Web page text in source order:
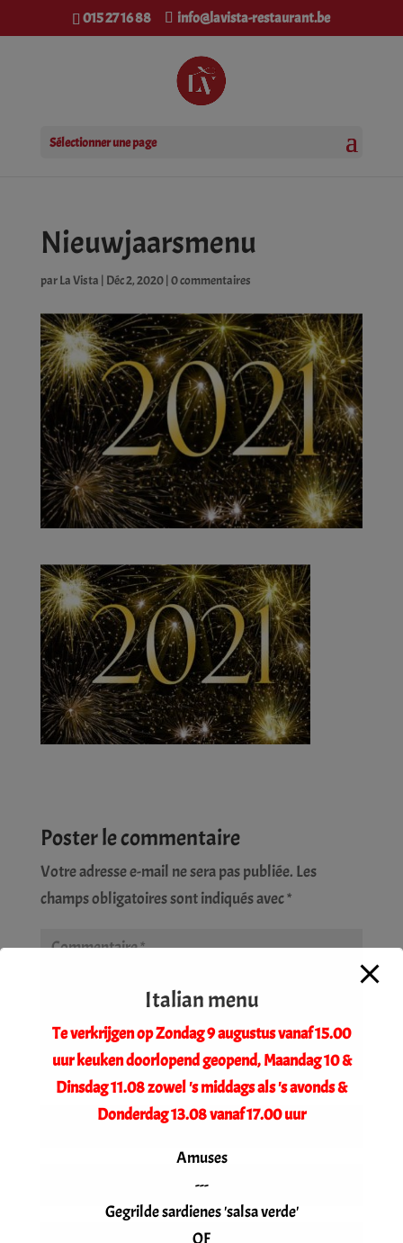
015 27 16 88 info@lavista-restaurant.be
Sélectionner une page
Nieuwjaarsmenu
parLa Vista | Déc 2, 2020| 0 commentaires
Poster le commentaire
Votre adresse e-mail ne sera pas publiée. Les
champs obligatoires sont indiqués avec*
modal-check
Italian menu
Te verkrijgen op Zondag 9 augustus vanaf 15.00
uur keuken doorlopend geopend, Maandag 10 &
Dinsdag 11.08 zowel 's middags als 's avonds &
Donderdag 13.08 vanaf 17.00 uur
Amuses
---
Gegrilde sardienes 'salsa verde'